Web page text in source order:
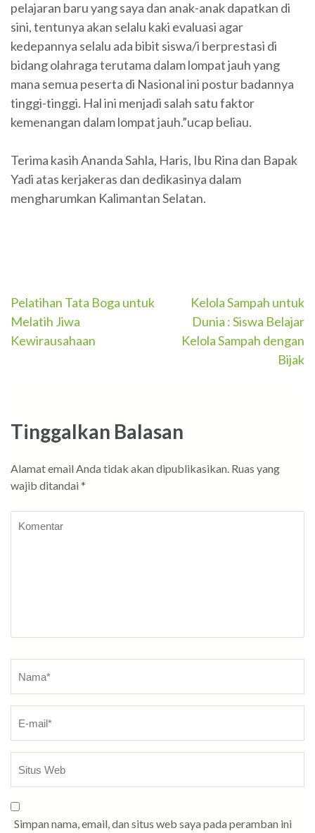
pelajaran baru yang saya dan anak-anak dapatkan di
sini, tentunya akan selalu kaki evaluasi agar
kedepannya selalu ada bibit siswa/i berprestasi di
bidang olahraga terutama dalam lompat jauh yang
mana semua peserta di Nasional ini postur badannya
tinggi-tinggi. Hal ini menjadi salah satu faktor
kemenangan dalam lompat jauh.”ucap beliau.
Terima kasih Ananda Sahla, Haris, Ibu Rina dan Bapak
Yadi atas kerjakeras dan dedikasinya dalam
mengharumkan Kalimantan Selatan.
Navigasi
pos
Pelatihan Tata Boga untuk
Melatih Jiwa
Kewirausahaan
Kelola Sampah untuk
Dunia : Siswa Belajar
Kelola Sampah dengan
Bijak
Tinggalkan Balasan
Alamat email Anda tidak akan dipublikasikan. Ruas yang
wajib ditandai *
Simpan nama, email, dan situs web saya pada peramban ini